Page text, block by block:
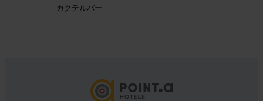
カクテルバー